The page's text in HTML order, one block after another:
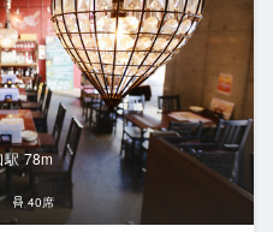
駅 78m
40席